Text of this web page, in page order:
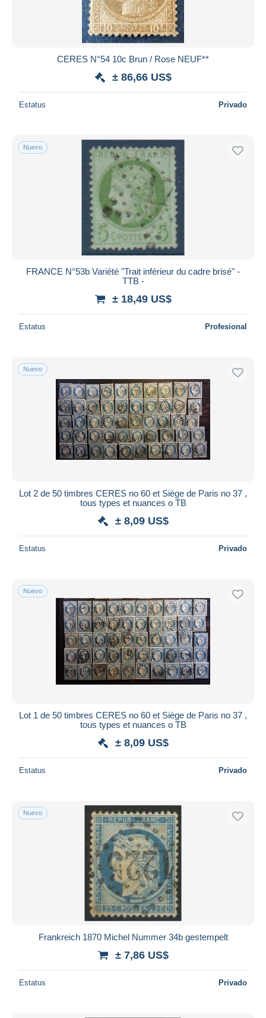
CERES N°54 10c Brun / Rose NEUF**
± 86,66 US$
Estatus Privado
Nuevo
FRANCE N°53b Variété "Trait inférieur du cadre brisé" -
TTB -
± 18,49 US$
Estatus Profesional
Nuevo
Lot 2 de 50 timbres CERES no 60 et Siège de Paris no 37 ,
tous types et nuances o TB
± 8,09 US$
Estatus Privado
Nuevo
Lot 1 de 50 timbres CERES no 60 et Siège de Paris no 37 ,
tous types et nuances o TB
± 8,09 US$
Estatus Privado
Nuevo
Frankreich 1870 Michel Nummer 34b gestempelt
± 7,86 US$
Estatus Privado